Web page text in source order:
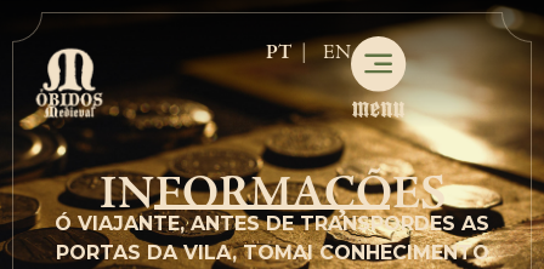
PT EN
INFORMAÇÕES
Ó VIAJANTE, ANTES DE TRANSPORDES AS
PORTAS DA VILA, TOMAI CONHECIMENTO